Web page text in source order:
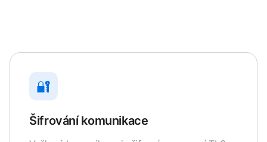
🔐
Šifrování komunikace